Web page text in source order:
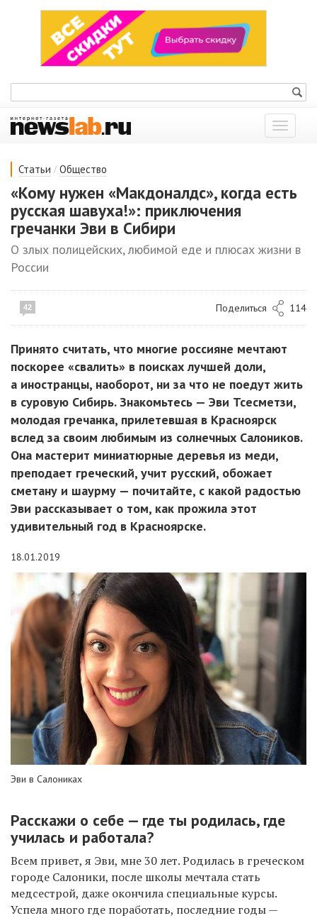
Показать
меню
Статьи / Общество
«Кому нужен «Макдоналдс», когда есть
русская шавуха!»: приключения
гречанки Эви в Сибири
О злых полицейских, любимой еде и плюсах жизни в
России
42 Поделиться 114
Принято считать, что многие россияне мечтают
поскорее «свалить» в поисках лучшей доли,
а иностранцы, наоборот, ни за что не поедут жить
в суровую Сибирь. Знакомьтесь — Эви Тсесметзи,
молодая гречанка, прилетевшая в Красноярск
вслед за своим любимым из солнечных Салоников.
Она мастерит миниатюрные деревья из меди,
преподает греческий, учит русский, обожает
сметану и шаурму — почитайте, с какой радостью
Эви рассказывает о том, как прожила этот
удивительный год в Красноярске.
18.01.2019
Эви в Салониках
Расскажи о себе — где ты родилась, где
училась и работала?
Всем привет, я Эви, мне 30 лет. Родилась в греческом
городе Салоники, после школы мечтала стать
медсестрой, даже окончила специальные курсы.
Успела много где поработать, последние годы —